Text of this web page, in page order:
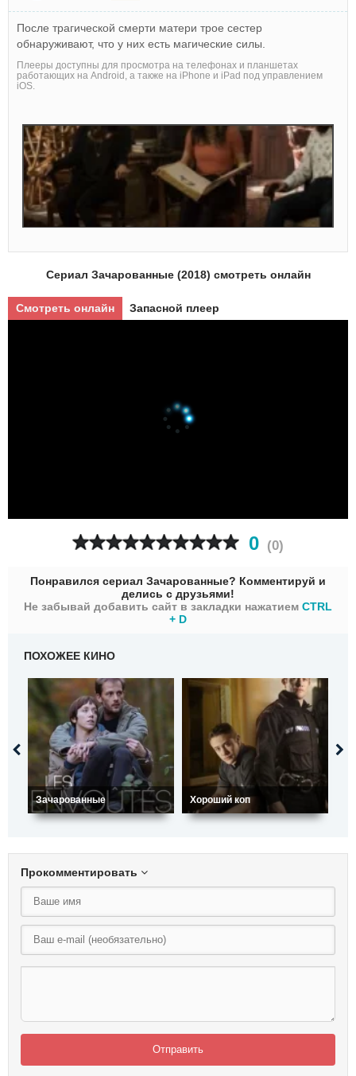
После трагической смерти матери трое сестер
обнаруживают, что у них есть магические силы.
Плееры доступны для просмотра на телефонах и планшетах
работающих на Android, а также на iPhone и iPad под управлением
iOS.
Сериал Зачарованные (2018) смотреть онлайн
Смотреть онлайн Запасной плеер
0 (0)
Понравился сериал Зачарованные? Комментируй и
делись с друзьями!
Не забывай добавить сайт в закладки нажатием CTRL
+ D
ПОХОЖЕЕ КИНО
Зачарованные Хороший коп
Прокомментировать
Отправить